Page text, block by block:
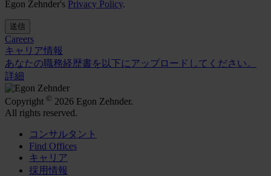
Egon Zehnder's Privacy Policy.
送信
Careers
キャリア情報
あなたの職務経歴書を以下にアップロードしてください。
詳細
Copyright © 2026 Egon Zehnder.
All rights reserved.
コンサルタント
Find Offices
キャリア
採用情報